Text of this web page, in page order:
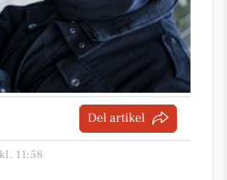
Del artikel
11:58